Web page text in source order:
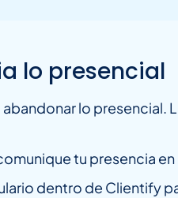
lo presencial
lo
tu presencia
dentro de Clientify